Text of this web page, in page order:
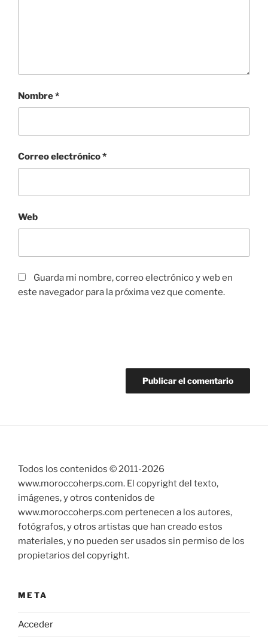
Nombre*
Correo electrónico*
Web
Guarda mi nombre, correo electrónico y web en
este navegador para la próxima vez que comente.
Todos los contenidos © 2011-2026
www.moroccoherps.com. El copyright del texto,
imágenes, y otros contenidos de
www.moroccoherps.com pertenecen a los autores,
fotógrafos, y otros artistas que han creado estos
materiales, y no pueden ser usados sin permiso de los
propietarios del copyright.
META
Acceder